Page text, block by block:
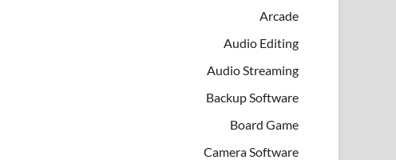
Arcade
Audio Editing
Audio Streaming
Backup Software
Board Game
Camera Software